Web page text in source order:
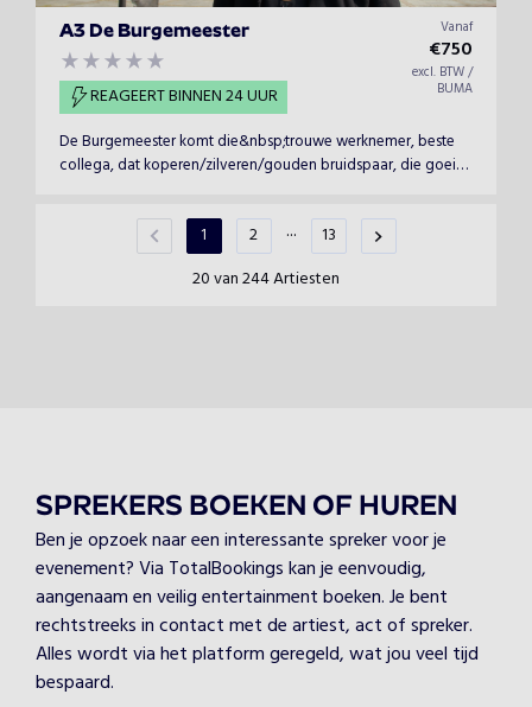
A3 De Burgemeester
REAGEERT BINNEN 24 UUR
Vanaf
€750
excl. BTW /
BUMA
De Burgemeester komt die&nbsp;trouwe werknemer, beste
collega, dat koperen/zilveren/gouden bruidspaar, die goeie
zonnetje zetten.
1 2 ...
13
20 van 244 Artiesten
SPREKERS BOEKEN OF HUREN
Ben je opzoek naar een interessante spreker voor je
evenement? Via TotalBookings kan je eenvoudig,
aangenaam en veilig entertainment boeken. Je bent
rechtstreeks in contact met de artiest, act of spreker.
Alles wordt via het platform geregeld, wat jou veel tijd
bespaard.